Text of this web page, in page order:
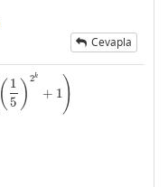
Cevapla
( 1
5 ) 2k
+ 1 )
∞( 15 2 1)